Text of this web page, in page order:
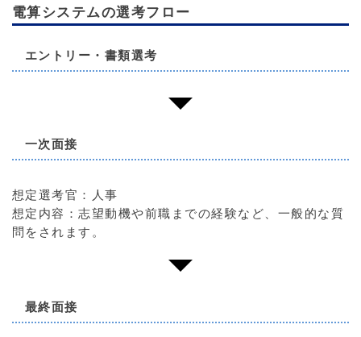
電算システムの選考フロー
エントリー・書類選考
一次面接
想定選考官：人事
想定内容：志望動機や前職までの経験など、一般的な質
問をされます。
最終面接